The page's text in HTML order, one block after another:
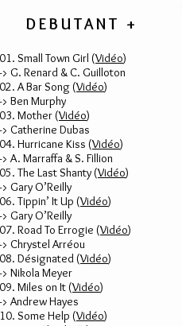
DEBUTANT +
01. Small Town Girl (Vidéo)
-> G. Renard & C. Guilloton
02. A Bar Song (Vidéo)
-> Ben Murphy
03. Mother (Vidéo)
-> Catherine Dubas
04. Hurricane Kiss (Vidéo)
-> A. Marraffa & S. Fillion
05. The Last Shanty (Vidéo)
-> Gary O’Reilly
06. Tippin’ It Up (Vidéo)
-> Gary O’Reilly
07. Road To Errogie (Vidéo)
-> Chrystel Arréou
08. Désignated (Vidéo)
-> Nikola Meyer
09. Miles on It (Vidéo)
-> Andrew Hayes
10. Some Help (Vidéo)